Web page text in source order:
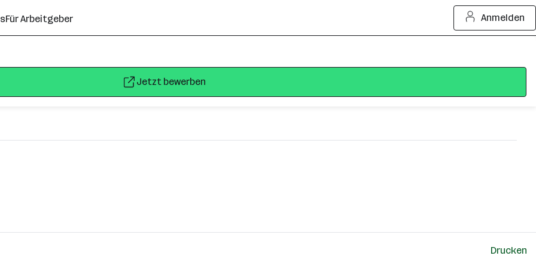
Für Arbeitgeber Anmelden
Jetzt bewerben
Drucken